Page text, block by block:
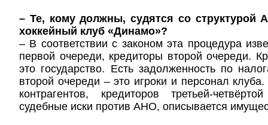
– Те, кому должны, судятся со структурой
хоккейный клуб «Динамо»?
– В соответствии с законом эта процедура
первой очереди, кредиторы второй очереди.
это государство. Есть задолженность по
второй очереди – это игроки и персонал
контрагентов, кредиторов третьей-
судебные иски против АНО, описывается